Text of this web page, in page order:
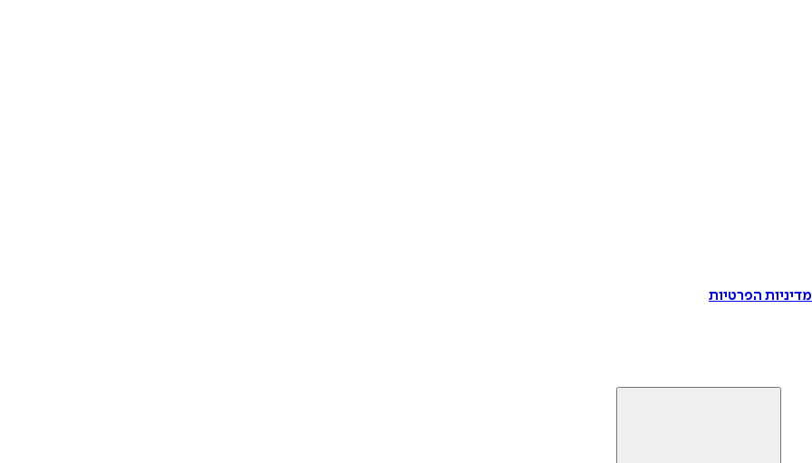
הפרטיות